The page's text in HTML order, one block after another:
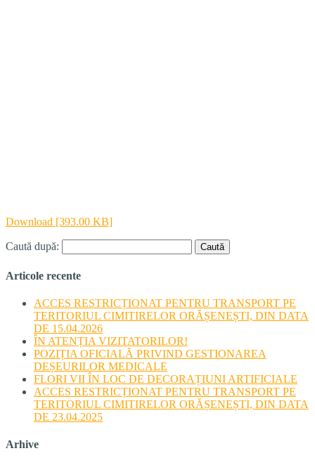
Download [393.00 KB]
Caută după:
Articole recente
ACCES RESTRICȚIONAT PENTRU TRANSPORT PE
TERITORIUL CIMITIRELOR ORĂȘENEȘTI, DIN DATA
DE 15.04.2026
ÎN ATENȚIA VIZITATORILOR!
POZIȚIA OFICIALĂ PRIVIND GESTIONAREA
DEȘEURILOR MEDICALE
FLORI VII ÎN LOC DE DECORAȚIUNI ARTIFICIALE
ACCES RESTRICȚIONAT PENTRU TRANSPORT PE
TERITORIUL CIMITIRELOR ORĂȘENEȘTI, DIN DATA
DE 23.04.2025
Arhive